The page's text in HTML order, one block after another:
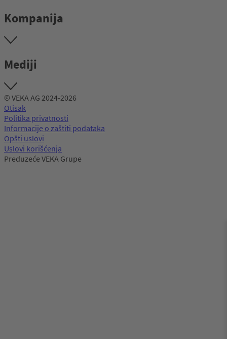
Kompanija
Mediji
© VEKA AG 2024-2026
Otisak
Politika privatnosti
Informacije o zaštiti podataka
Opšti uslovi
Uslovi korišćenja
Preduzeće VEKA Grupe